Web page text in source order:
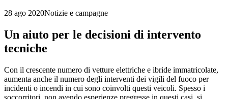
28 ago 2020Notizie e campagne
Un aiuto per le decisioni di intervento
tecniche
Con il crescente numero di vetture elettriche e ibride immatricolate,
aumenta anche il numero degli interventi dei vigili del fuoco per
incidenti o incendi in cui sono coinvolti questi veicoli. Spesso i
soccorritori, non avendo esperienze pregresse in questi casi, si